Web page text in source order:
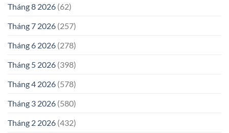
Tháng 8 2026 (62)
Tháng 7 2026 (257)
Tháng 6 2026 (278)
Tháng 5 2026 (398)
Tháng 4 2026 (578)
Tháng 3 2026 (580)
Tháng 2 2026 (432)